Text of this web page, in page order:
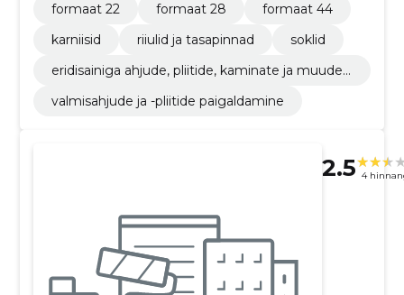
formaat 22
formaat 28
formaat 44
karniisid
riiulid ja tasapinnad
soklid
eridisainiga ahjude, pliitide, kaminate ja muude
valmisahjude ja -pliitide paigaldamine
2.5 4